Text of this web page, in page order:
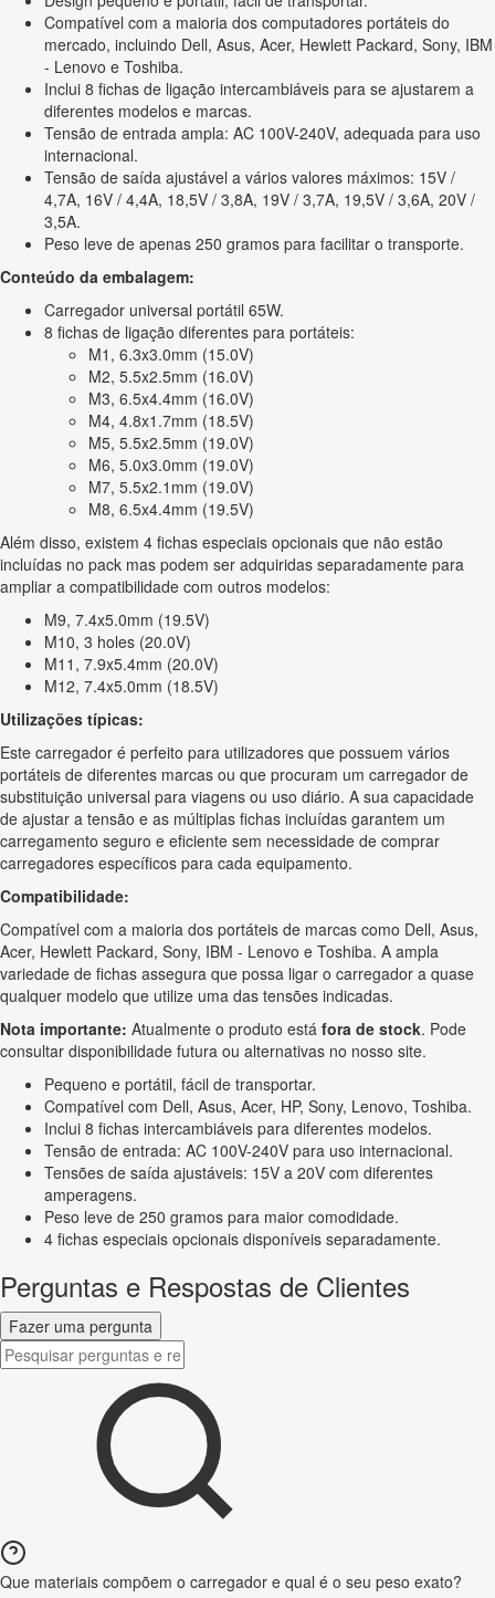
Compatível com a maioria dos computadores portáteis do
mercado, incluindo Dell, Asus, Acer, Hewlett Packard, Sony, IBM
- Lenovo e Toshiba.
Inclui 8 fichas de ligação intercambiáveis para se ajustarem a
diferentes modelos e marcas.
Tensão de entrada ampla: AC 100V-240V, adequada para uso
internacional.
Tensão de saída ajustável a vários valores máximos: 15V /
4,7A, 16V / 4,4A, 18,5V / 3,8A, 19V / 3,7A, 19,5V / 3,6A, 20V /
3,5A.
Peso leve de apenas 250 gramos para facilitar o transporte.
Conteúdo da embalagem:
Carregador universal portátil 65W.
8 fichas de ligação diferentes para portáteis:
M1, 6.3x3.0mm (15.0V)
M2, 5.5x2.5mm (16.0V)
M3, 6.5x4.4mm (16.0V)
M4, 4.8x1.7mm (18.5V)
M5, 5.5x2.5mm (19.0V)
M6, 5.0x3.0mm (19.0V)
M7, 5.5x2.1mm (19.0V)
M8, 6.5x4.4mm (19.5V)
Além disso, existem 4 fichas especiais opcionais que não estão
incluídas no pack mas podem ser adquiridas separadamente para
ampliar a compatibilidade com outros modelos:
M9, 7.4x5.0mm (19.5V)
M10, 3 holes (20.0V)
M11, 7.9x5.4mm (20.0V)
M12, 7.4x5.0mm (18.5V)
Utilizações típicas:
Este carregador é perfeito para utilizadores que possuem vários
portáteis de diferentes marcas ou que procuram um carregador de
substituição universal para viagens ou uso diário. A sua capacidade
de ajustar a tensão e as múltiplas fichas incluídas garantem um
carregamento seguro e eficiente sem necessidade de comprar
carregadores específicos para cada equipamento.
Compatibilidade:
Compatível com a maioria dos portáteis de marcas como Dell, Asus,
Acer, Hewlett Packard, Sony, IBM - Lenovo e Toshiba. A ampla
variedade de fichas assegura que possa ligar o carregador a quase
qualquer modelo que utilize uma das tensões indicadas.
Nota importante: Atualmente o produto está fora de stock. Pode
consultar disponibilidade futura ou alternativas no nosso site.
Pequeno e portátil, fácil de transportar.
Compatível com Dell, Asus, Acer, HP, Sony, Lenovo, Toshiba.
Inclui 8 fichas intercambiáveis para diferentes modelos.
Tensão de entrada: AC 100V-240V para uso internacional.
Tensões de saída ajustáveis: 15V a 20V com diferentes
amperagens.
Peso leve de 250 gramos para maior comodidade.
4 fichas especiais opcionais disponíveis separadamente.
Perguntas e Respostas de Clientes
Fazer uma pergunta
Que materiais compõem o carregador e qual é o seu peso exato?